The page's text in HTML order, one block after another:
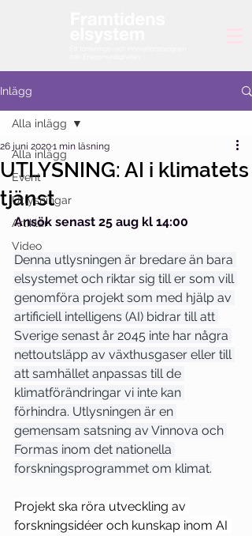
Inlägg
Alla inlägg
Event
Utlysningar
Artiklar
Video
Alla inlägg
UTLYSNING: AI i klimatets
tjänst
26 juni 20201 min läsning
Ansök senast 25 aug kl 14:00
Denna utlysningen är bredare än bara
elsystemet och riktar sig till er som vill
genomföra projekt som med hjälp av
artificiell intelligens (AI) bidrar till att
Sverige senast år 2045 inte har några
nettoutsläpp av växthusgaser eller till
att samhället anpassas till de
klimatförändringar vi inte kan
förhindra. Utlysningen är en
gemensam satsning av Vinnova och
Formas inom det nationella
forskningsprogrammet om klimat.
Projekt ska röra utveckling av
forskningsidéer och kunskap inom AI